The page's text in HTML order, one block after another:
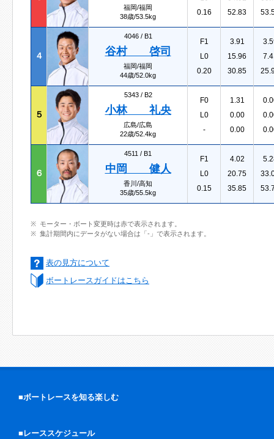
福岡/福岡
38歳/53.5kg
0.16
52.83
４
4046 / B1
谷村 啓司
福岡/福岡
44歳/52.0kg
F1
L0
0.20
3.91
15.96
30.85
５
5343 / B2
小林 礼央
広島/広島
22歳/52.4kg
F0
L0
-
1.31
0.00
0.00
６
4511 / B1
中岡 健人
香川/高知
35歳/55.5kg
F1
L0
0.15
4.02
20.75
35.85
モーター・ボート変更時は赤で表示されます。
集計期間内にデータがない場合は「-」で表示されます。
表の見方について
ボートレースガイドはこちら
■ボートレースを知る楽しむ
■レーススケジュール